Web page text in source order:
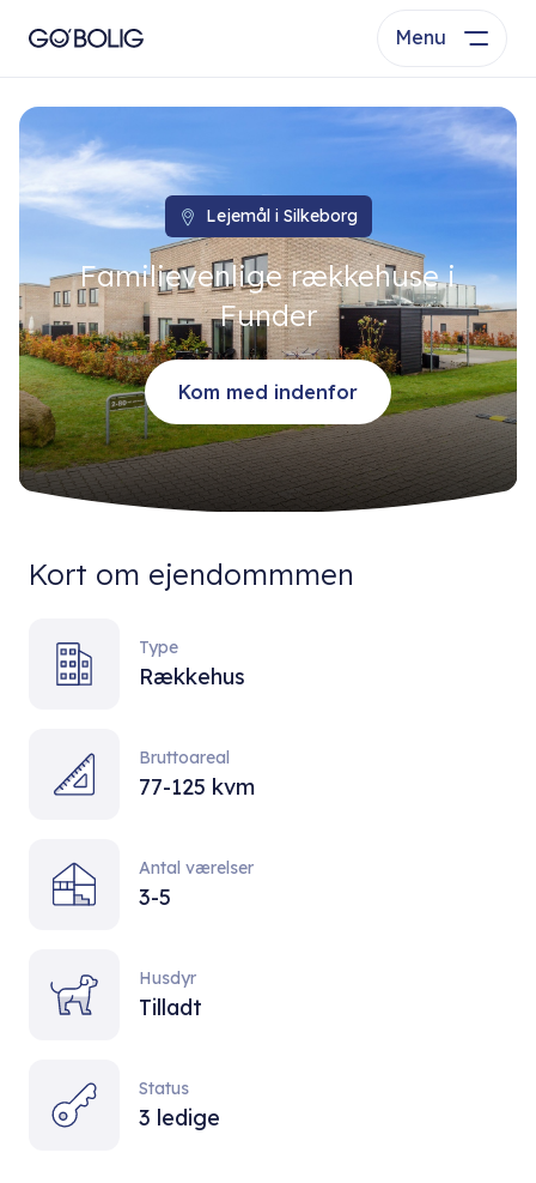
Menu
Lejemål i Silkeborg
Familievenlige rækkehuse i
Funder
Kom med indenfor
Kort om ejendommmen
Type
Rækkehus
Bruttoareal
77-125 kvm
Antal værelser
3-5
Husdyr
Tilladt
Status
3 ledige